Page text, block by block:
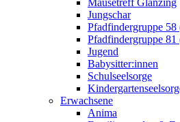
Mäusetreff Glanzing
Jungschar
Pfadfindergruppe
Pfadfindergruppe
Jugend
Babysitter:innen
Schulseelsorge
Erwachsene
Anima